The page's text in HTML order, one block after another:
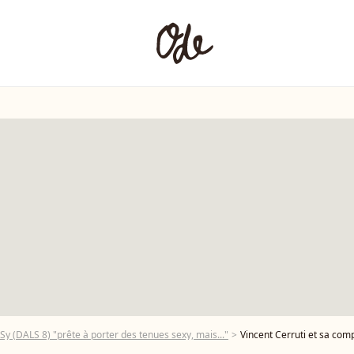
(DALS 8) "prête à porter des tenues sexy, mais..." Vincent Cerruti et sa compagne Hapsatou Sy lors du 23ème Gala "Musique